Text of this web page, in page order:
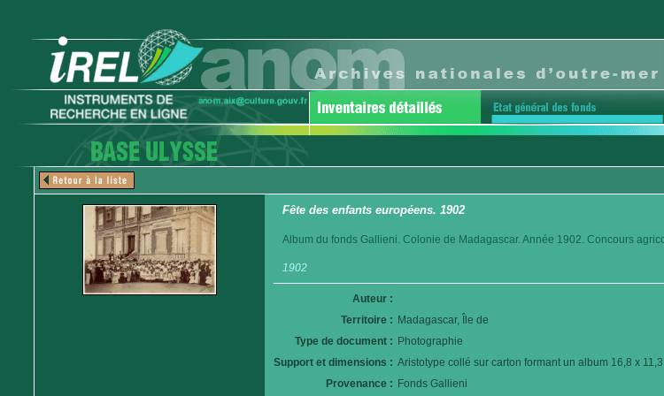
Fête des enfants européens. 1902
Album du fonds Gallieni. Colonie de Madagascar. Année 1902. Concours
1902
Auteur :
Territoire : Madagascar, Île de
Type de document : Photographie
Support et dimensions : Aristotype collé sur carton formant un album 16,8 x 11,3
Provenance : Fonds Gallieni